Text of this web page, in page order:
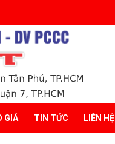
GIÁ TIN TỨC LIÊN HỆ